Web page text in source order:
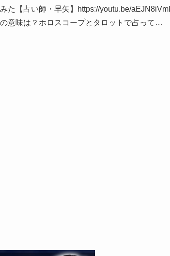
た【占い師・早矢】https://youtu.be/
意味は？ホロスコープとタロットで占って…